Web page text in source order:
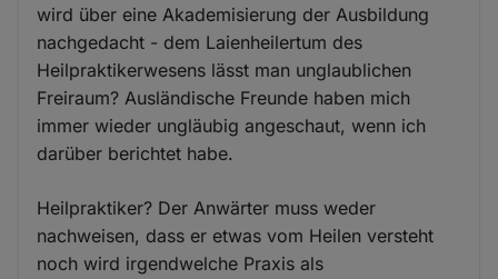
wird über eine Akademisierung der Ausbildung
nachgedacht - dem Laienheilertum des
Heilpraktikerwesens lässt man unglaublichen
Freiraum? Ausländische Freunde haben mich
immer wieder ungläubig angeschaut, wenn ich
darüber berichtet habe.
Heilpraktiker? Der Anwärter muss weder
nachweisen, dass er etwas vom Heilen versteht
noch wird irgendwelche Praxis als